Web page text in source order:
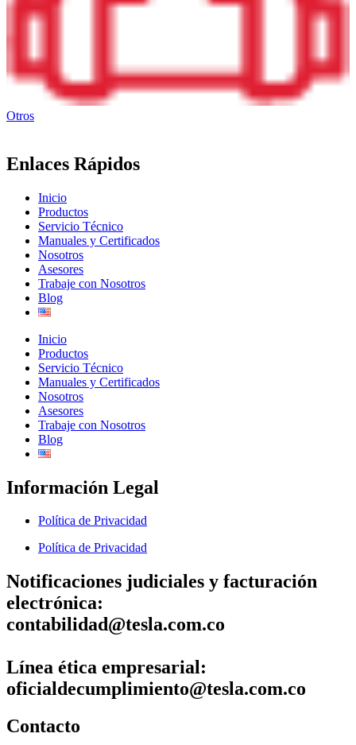
Otros
Enlaces Rápidos
Inicio
Productos
Servicio Técnico
Manuales y Certificados
Nosotros
Asesores
Trabaje con Nosotros
Blog
Inicio
Productos
Servicio Técnico
Manuales y Certificados
Nosotros
Asesores
Trabaje con Nosotros
Blog
Información Legal
Política de Privacidad
Política de Privacidad
Notificaciones judiciales y facturación
electrónica:
contabilidad@tesla.com.co
Línea ética empresarial:
oficialdecumplimiento@tesla.com.co
Contacto